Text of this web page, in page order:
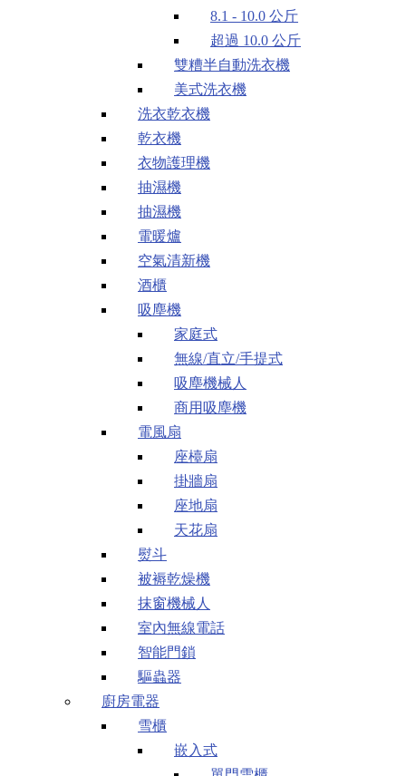
8.1 - 10.0 公斤
超過 10.0 公斤
雙糟半自動洗衣機
美式洗衣機
洗衣乾衣機
乾衣機
衣物護理機
抽濕機
抽濕機
電暖爐
空氣清新機
酒櫃
吸塵機
家庭式
無線/直立/手提式
吸塵機械人
商用吸塵機
電風扇
座檯扇
掛牆扇
座地扇
天花扇
熨斗
被褥乾燥機
抹窗機械人
室內無線電話
智能門鎖
驅蟲器
廚房電器
雪櫃
嵌入式